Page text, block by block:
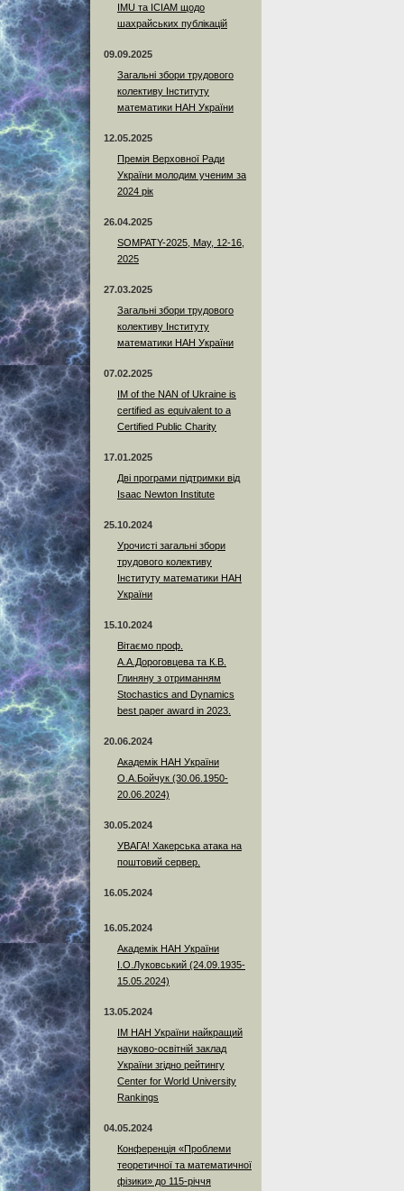
IMU та ICIAM щодо
шахрайських публікацій
09.09.2025
Загальні збори трудового
колективу Інституту
математики НАН України
12.05.2025
Премія Верховної Ради
України молодим ученим за
2024 рік
26.04.2025
SOMPATY-2025, May, 12-16,
2025
27.03.2025
Загальні збори трудового
колективу Інституту
математики НАН України
07.02.2025
IM of the NAN of Ukraine is
certified as equivalent to a
Certified Public Charity
17.01.2025
Дві програми підтримки від
Isaac Newton Institute
25.10.2024
Урочисті загальні збори
трудового колективу
Інституту математики НАН
України
15.10.2024
Вітаємо проф.
А.А.Дороговцева та К.В.
Глиняну з отриманням
Stochastics and Dynamics
best paper award in 2023.
20.06.2024
Академік НАН України
О.А.Бойчук (30.06.1950-
20.06.2024)
30.05.2024
УВАГА! Хакерська атака на
поштовий сервер.
16.05.2024
16.05.2024
Академік НАН України
І.О.Луковський (24.09.1935-
15.05.2024)
13.05.2024
ІМ НАН України найкращий
науково-освітній заклад
України згідно рейтингу
Center for World University
Rankings
04.05.2024
Конференція «Проблеми
теоретичної та математичної
фізики» до 115-річчя